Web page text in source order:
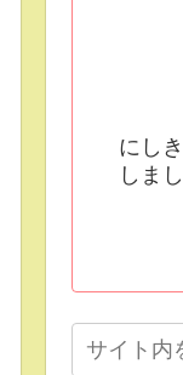
にし
しま